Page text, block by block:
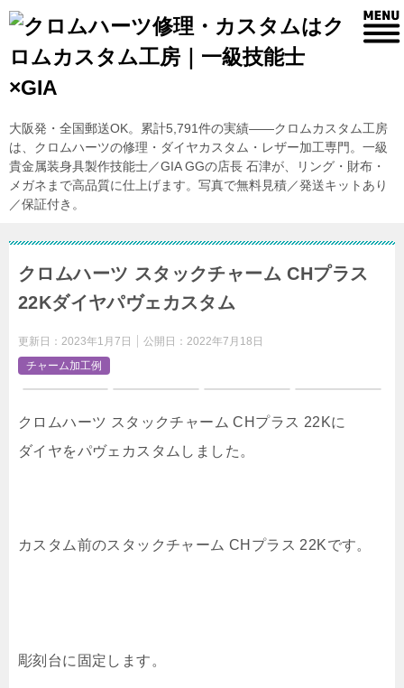
大阪発・全国郵送OK。累計5,791件の実績——クロムカスタム工房
は、クロムハーツの修理・ダイヤカスタム・レザー加工専門。一級
貴金属装身具製作技能士／GIA GGの店長 石津が、リング・財布・
メガネまで高品質に仕上げます。写真で無料見積／発送キットあり
／保証付き。
クロムハーツ スタックチャーム CHプラス
22Kダイヤパヴェカスタム
更新日： 2023年1月7日 公開日： 2022年7月18日
チャーム加工例
クロムハーツ スタックチャーム CHプラス 22Kに
ダイヤをパヴェカスタムしました。
カスタム前のスタックチャーム CHプラス 22Kです。
彫刻台に固定します。